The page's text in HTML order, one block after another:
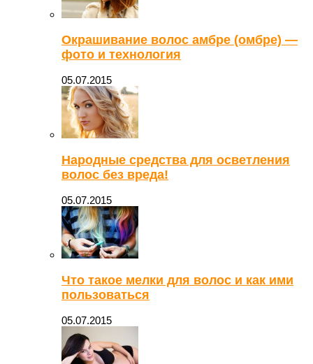
Окрашивание волос амбре (омбре) —
фото и технология
05.07.2015
Народные средства для осветления
волос без вреда!
05.07.2015
Что такое мелки для волос и как ими
пользоваться
05.07.2015